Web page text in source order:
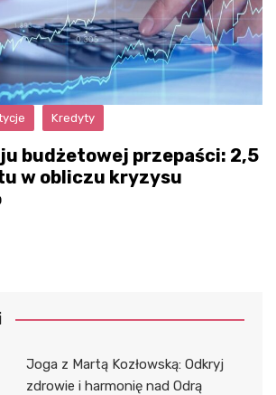
Kredyty
budżetowej przepaści: 2,5
w obliczu kryzysu
Joga z Martą Kozłowską: Odkryj
zdrowie i harmonię nad Odrą